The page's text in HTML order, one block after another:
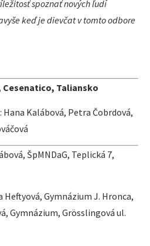
spoznať nových ľudí
keď je dievčat v tomto odbore
Cesenatico, Taliansko
Kalábová, Petra Čobrdová,
ŠpMNDaG, Teplická 7,
Heftyová, Gymnázium J. Hronca,
Gymnázium, Grösslingová ul.